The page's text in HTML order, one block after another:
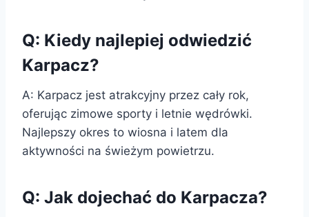
Q: Kiedy najlepiej odwiedzić
Karpacz?
A: Karpacz jest atrakcyjny przez cały rok,
oferując zimowe sporty i letnie wędrówki.
Najlepszy okres to wiosna i latem dla
aktywności na świeżym powietrzu.
Q: Jak dojechać do Karpacza?